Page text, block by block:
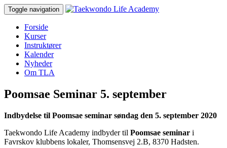
Toggle navigation
Forside
Kurser
Instruktører
Kalender
Nyheder
Om TLA
Poomsae Seminar 5. september
Indbydelse til Poomsae seminar søndag den 5. september 2020
Taekwondo Life Academy indbyder til Poomsae seminar i
Favrskov klubbens lokaler, Thomsensvej 2.B, 8370 Hadsten.